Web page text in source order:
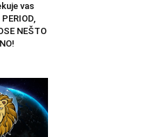
vas
NEŠTO